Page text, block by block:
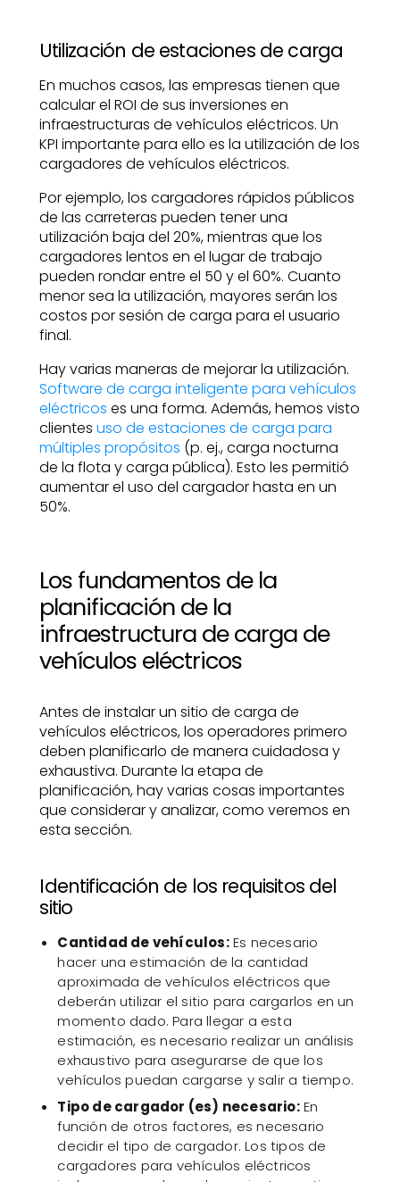
Utilización de estaciones de carga
En muchos casos, las empresas tienen que
calcular el ROI de sus inversiones en
infraestructuras de vehículos eléctricos. Un
KPI importante para ello es la utilización de los
cargadores de vehículos eléctricos.
Por ejemplo, los cargadores rápidos públicos
de las carreteras pueden tener una
utilización baja del 20%, mientras que los
cargadores lentos en el lugar de trabajo
pueden rondar entre el 50 y el 60%. Cuanto
menor sea la utilización, mayores serán los
costos por sesión de carga para el usuario
final.
Hay varias maneras de mejorar la utilización.
Software de carga inteligente para vehículos
eléctricos es una forma. Además, hemos visto
clientesuso de estaciones de carga para
múltiples propósitos (p. ej., carga nocturna
de la flota y carga pública). Esto les permitió
aumentar el uso del cargador hasta en un
50%.
Los fundamentos de la
planificación de la
infraestructura de carga de
vehículos eléctricos
Antes de instalar un sitio de carga de
vehículos eléctricos, los operadores primero
deben planificarlo de manera cuidadosa y
exhaustiva. Durante la etapa de
planificación, hay varias cosas importantes
que considerar y analizar, como veremos en
esta sección.
Identificación de los requisitos del
sitio
Cantidad de vehículos:Es necesario
hacer una estimación de la cantidad
aproximada de vehículos eléctricos que
deberán utilizar el sitio para cargarlos en un
momento dado. Para llegar a esta
estimación, es necesario realizar un análisis
exhaustivo para asegurarse de que los
vehículos puedan cargarse y salir a tiempo.
Tipo de cargador (es) necesario:En
función de otros factores, es necesario
decidir el tipo de cargador. Los tipos de
cargadores para vehículos eléctricos